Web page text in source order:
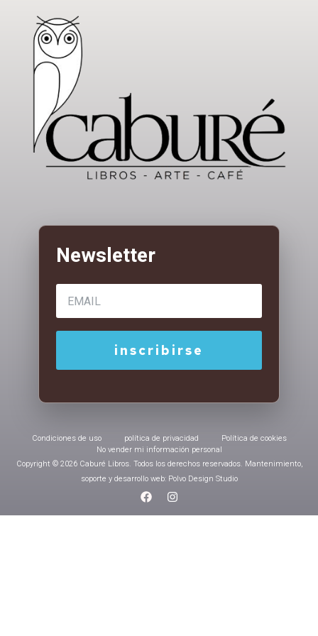
Condiciones de uso política de privacidad
Política de cookies
No vender mi información personal
Copyright © 2026 Caburé Libros. Todos los derechos reservados. Mantenimiento,
soporte y desarrollo web: Polvo Design Studio